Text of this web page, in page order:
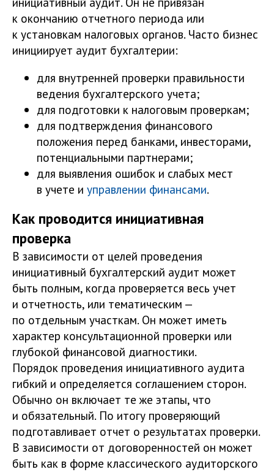
к окончанию отчетного периода или
к установкам налоговых органов. Часто бизнес
инициирует аудит бухгалтерии:
для внутренней проверки правильности
ведения бухгалтерского учета;
для подготовки к налоговым проверкам;
для подтверждения финансового
положения перед банками, инвесторами,
потенциальными партнерами;
для выявления ошибок и слабых мест
в учете и управлении финансами.
Как проводится инициативная
проверка
В зависимости от целей проведения
инициативный бухгалтерский аудит может
быть полным, когда проверяется весь учет
и отчетность, или тематическим —
по отдельным участкам. Он может иметь
характер консультационной проверки или
глубокой финансовой диагностики.
Порядок проведения инициативного аудита
гибкий и определяется соглашением сторон.
Обычно он включает те же этапы, что
и обязательный. По итогу проверяющий
подготавливает отчет о результатах проверки.
В зависимости от договоренностей он может
быть как в форме классического аудиторского